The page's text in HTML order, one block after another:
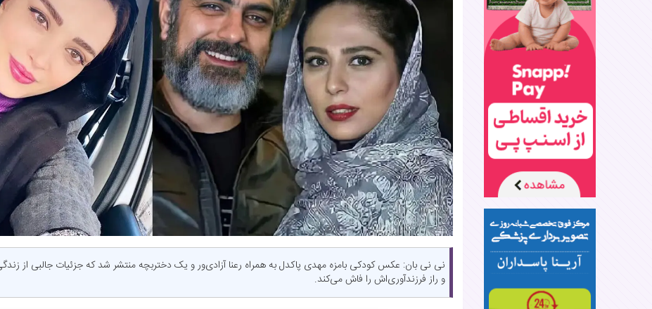
نی نی بان: عکس کودکی بامزه مهدی پاکدل به همراه رعنا آزادی‌ور و یک دختربچه منتشر شد که جزئیات جالبی از
و راز فرزندآوری‌اش را فاش می‌کند.